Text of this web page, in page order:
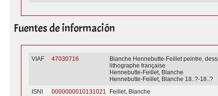
Fuentes de información
VIAF 47030716
Blanche Hennebutte-Feillet peintre,
lithographe française
Hennebutte-Feillet, Blanche
Hennebutte-Feillet, Blanche 18..?-18..?
ISNI
0000000010131021
Feillet, Blanche